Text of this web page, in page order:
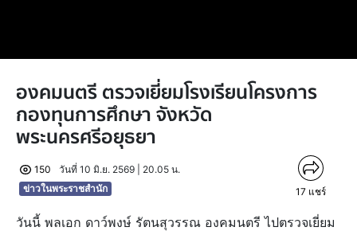
องคมนตรี ตรวจเยี่ยมโรงเรียนโครงการ
กองทุนการศึกษา จังหวัด
พระนครศรีอยุธยา
150
วันที่ 10 มิ.ย. 2569 | 20.05 น.
ข่าวในพระราชสำนัก
17 แชร์
วันนี้ พลเอก ดาว์พงษ์ รัตนสุวรรณ องคมนตรี ไปตรวจเยี่ยม